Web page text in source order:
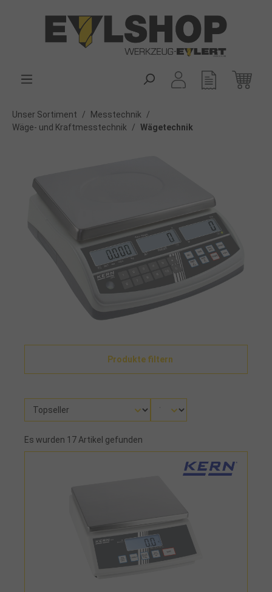
Unser Sortiment / Messtechnik
/
Wäge- und Kraftmesstechnik
/ Wägetechnik
Produkte filtern
Es wurden 17 Artikel gefunden